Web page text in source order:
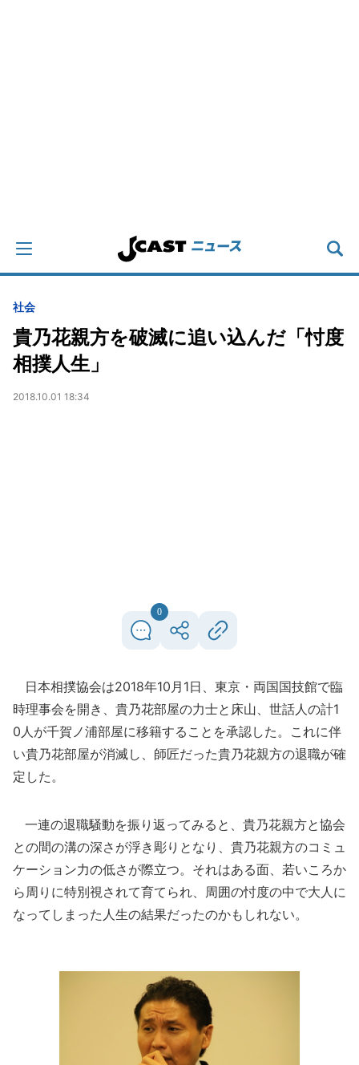
社会
貴乃花親方を破滅に追い込んだ「忖度
相撲人生」
2018.10.01 18:34
0
日本相撲協会は2018年10月1日、東京・両国国技館で臨
時理事会を開き、貴乃花部屋の力士と床山、世話人の計1
0人が千賀ノ浦部屋に移籍することを承認した。これに伴
い貴乃花部屋が消滅し、師匠だった貴乃花親方の退職が確
定した。
一連の退職騒動を振り返ってみると、貴乃花親方と協会
との間の溝の深さが浮き彫りとなり、貴乃花親方のコミュ
ケーション力の低さが際立つ。それはある面、若いころか
ら周りに特別視されて育てられ、周囲の忖度の中で大人に
なってしまった人生の結果だったのかもしれない。